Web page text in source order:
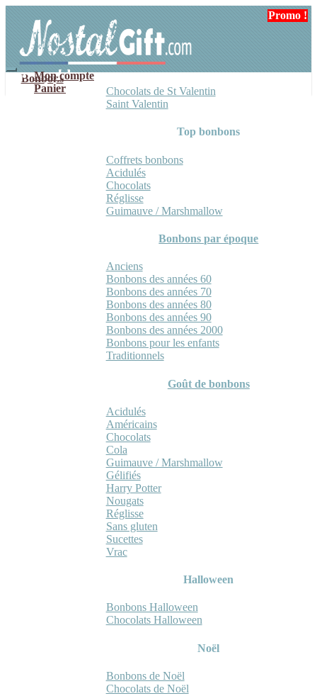
navigation
contenu
Mon compte
Panier
Bonbons
Chocolats de St Valentin
Saint Valentin
Top bonbons
Coffrets bonbons
Acidulés
Chocolats
Réglisse
Guimauve / Marshmallow
Bonbons par époque
Anciens
Bonbons des années 60
Bonbons des années 70
Bonbons des années 80
Bonbons des années 90
Bonbons des années 2000
Bonbons pour les enfants
Traditionnels
Goût de bonbons
Acidulés
Américains
Chocolats
Cola
Guimauve / Marshmallow
Gélifiés
Harry Potter
Nougats
Réglisse
Sans gluten
Sucettes
Vrac
Halloween
Bonbons Halloween
Chocolats Halloween
Noël
Bonbons de Noël
Chocolats de Noël
Promo !